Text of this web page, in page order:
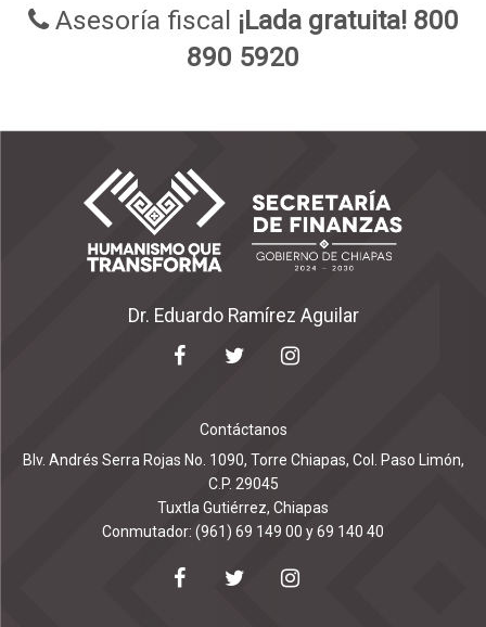
Asesoría fiscal ¡Lada gratuita! 800
890 5920
Dr. Eduardo Ramírez Aguilar
Contáctanos
Blv. Andrés Serra Rojas No. 1090, Torre Chiapas, Col. Paso Limón,
C.P. 29045
Tuxtla Gutiérrez, Chiapas
Conmutador: (961) 69 149 00 y 69 140 40